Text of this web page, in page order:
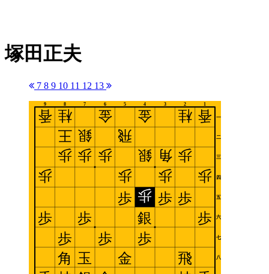
塚田正夫
7 8 9 10 11 12 13